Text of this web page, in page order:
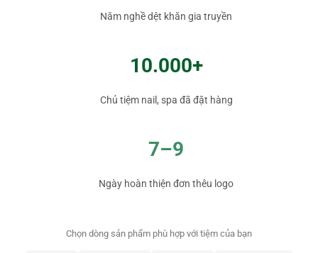
Năm nghề dệt khăn gia truyền
10.000+
Chủ tiệm nail, spa đã đặt hàng
7–9
Ngày hoàn thiện đơn thêu logo
Chọn dòng sản phẩm phù hợp với tiệm của bạn